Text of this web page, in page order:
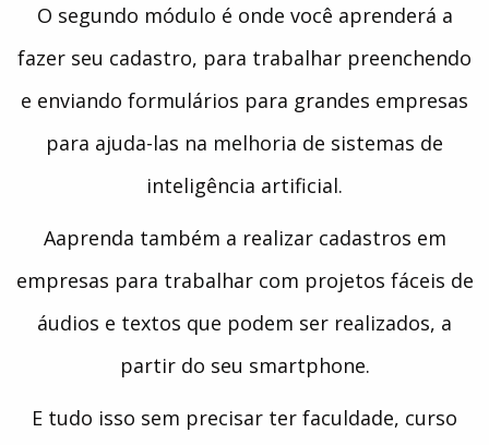
O segundo módulo é onde você aprenderá a
fazer seu cadastro, para trabalhar preenchendo
e enviando formulários para grandes empresas
para ajuda-las na melhoria de sistemas de
inteligência artificial.
Aaprenda também a realizar cadastros em
empresas para trabalhar com projetos fáceis de
áudios e textos que podem ser realizados, a
partir do seu smartphone.
E tudo isso sem precisar ter faculdade, curso